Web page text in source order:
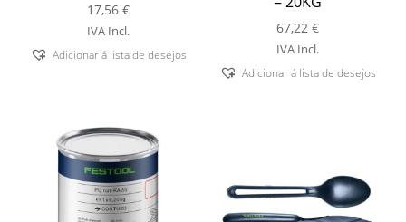
17,56 €
IVA Incl.
Adicionar á lista de desejos
67,22€
IVA Incl.
Adicionar á lista de desejos